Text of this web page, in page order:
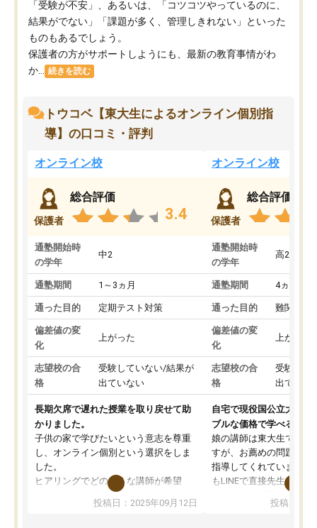
「受験が不安」、あるいは、「コツコツやっているのに、
結果がでない」「課題が多く、管理しきれない」といった
ものもあるでしょう。
保護者の方がサポートしようにも、最新の教育事情がわ
か...
続きを読む
トウコベ【東大生によるオンライン個別指
導】の口コミ・評判
オンライン校
保護者
総合評価
3.4
通塾開始時
の学年
中2
通塾期間 1～3ヵ月
通った目的 定期テスト対策
偏差値の変
化
上がった
志望校の合
格
受験していない/結果が
出ていない
長期欠席で遅れた授業を取り戻せて助
かりました。
子供の家で学びたいという意志を尊重
し、オンライン個別という選択をしま
した。
ヒアリングでどのような講師が希望
か、オプションは付帯するかなど選ぶ
事が出来ました。
投稿日：2025年09月12日
オンライン校
保護者
総合評価
通塾開始時
の学年
高2
通塾期間 4ヵ月～1
通った目的 難関私立
偏差値の変
化
上がった
志望校の合
格
受験して
出ていな
自宅で現役国公立大学生
ブルな価格で学べる
娘の講師は東大生では無
すが、お薦めの問題集や
指導してくれています。
もLINEで直接先生に質問
めれるので、個人に合
投稿日：